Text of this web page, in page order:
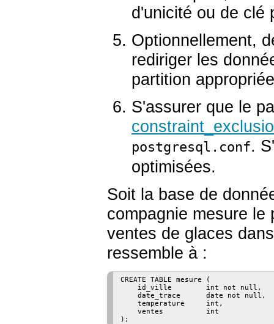
d'unicité ou de clé
Optionnellement,
rediriger les
partition
S'assurer que le
postgresql.conf.
optimisées.
Soit la base de
compagnie mesure le
ventes de glaces
ressemble à :
CREATE TABLE mesure (
    id_ville        int not null,
    date_trace      date not null,
    temperature     int,
    ventes          int
);